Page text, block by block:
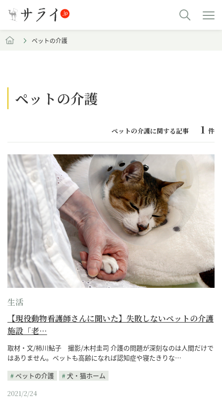
ペットの介護
ペットの介護
ペットの介護に関する記事 1 件
生活
【現役動物看護師さんに聞いた】失敗しないペットの介護
施設「老…
取材・文/柿川鮎子 撮影/木村圭司 介護の問題が深刻なのは人間だけで
はありません。ペットも高齢になれば認知症や寝たきりな…
ペットの介護
犬・猫ホーム
2021/2/24